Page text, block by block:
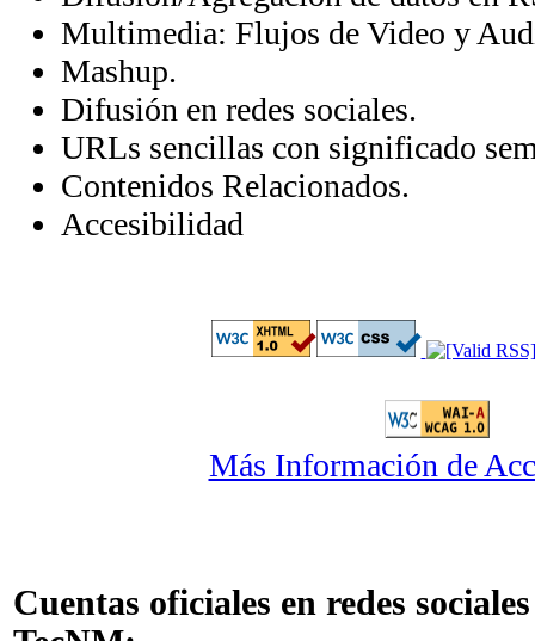
Multimedia: Flujos de Video y
Mashup.
Difusión en redes sociales.
URLs sencillas con significado
Contenidos Relacionados.
Accesibilidad
Más Información de
Cuentas oficiales en redes